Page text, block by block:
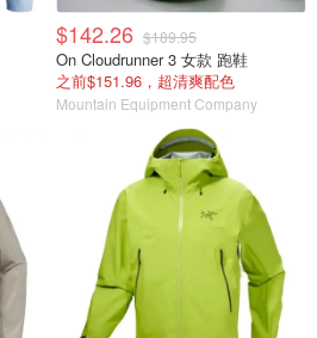
$142.26 $189.95
On Cloudrunner 3 女款 跑鞋
之前$151.96，超清爽配色
Mountain Equipment Company